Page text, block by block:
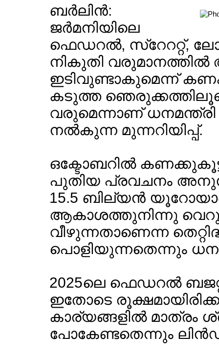
ബര്‍ലിന്‍:
ജര്‍മനിയിലെ
ഫെഡറല്‍, സ്റേററ്റ്,
നികുതി
ഇടിവുണ്ടാകുമെന്ന്
കടുത്ത
വരുമെന്നാണ്
നല്‍കുന്ന മുന്നറിയിപ്പ്.
ഒക്ടോബറില്‍
പുതിയ പ്രവചനം
15.5 ബില്യന്‍
ആകാശത്തുനിന്നു
വീഴുന്നതാണെന്ന
പൊളിയുന്നതെന്നും
2025ലെ ഫെഡറല്‍
ഇതോടെ
കാര്യങ്ങളില്‍ മാത്രം
പോകേണ്ടതെന്നും